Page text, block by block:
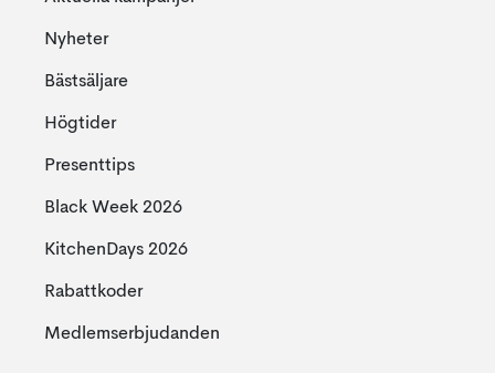
Nyheter
Bästsäljare
Högtider
Presenttips
Black Week 2026
KitchenDays 2026
Rabattkoder
Medlemserbjudanden